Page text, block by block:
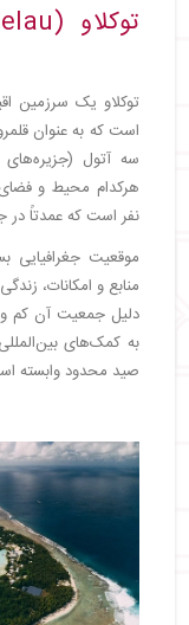
توکلاو (Tokelau)
توکلاو یک سرزمین
است که به عنوان
سه آتول
نفر است که عمدتاً
موقعیت
منابع و امکانات،
دلیل جمعیت آن کم و
به کمک‌های
صید محدود وابسته